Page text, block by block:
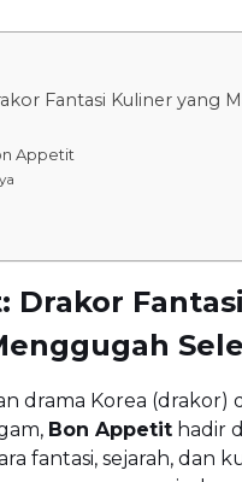
Fantasi Kuliner yang
Appetit
Drakor
drama Korea (drakor)
Bon Appetit hadir
fantasi, sejarah, dan